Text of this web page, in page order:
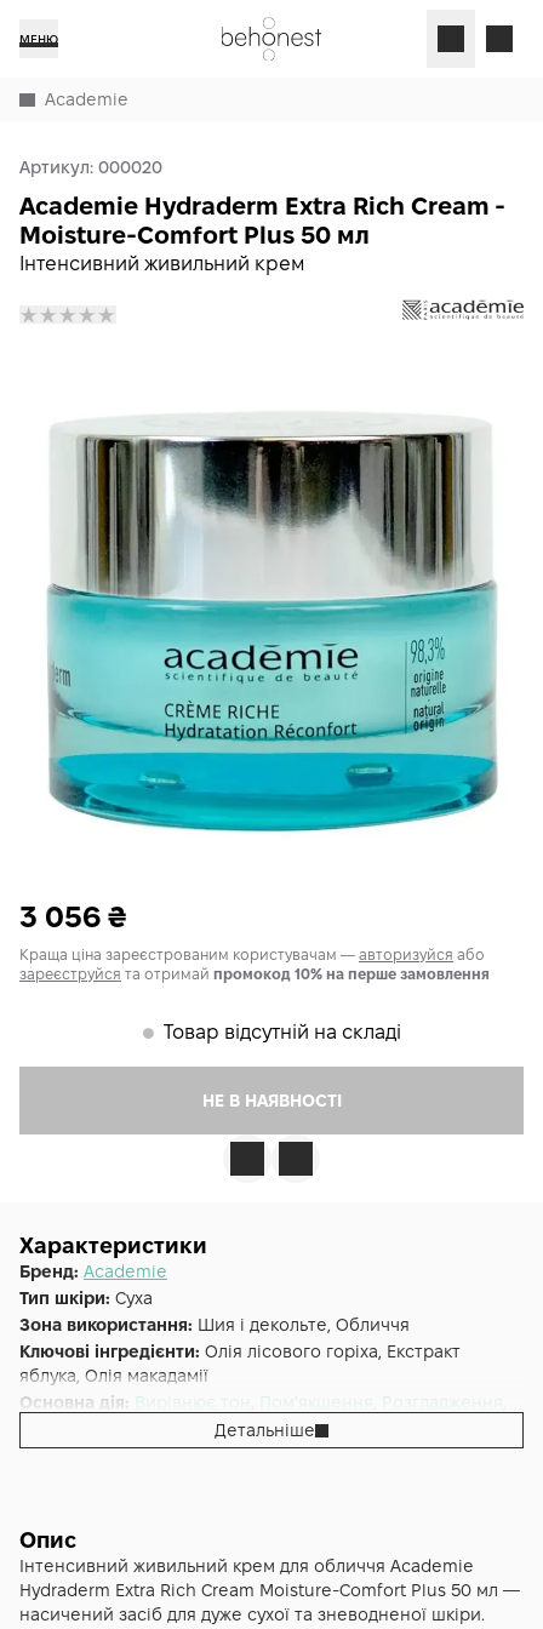
МЕНЮ
Academie
Артикул: 000020
Інтенсивний живильний крем
Academie Hydraderm Extra Rich Cream -
Moisture-Comfort Plus 50 мл
3 056 ₴
Краща ціна зареєстрованим користувачам — авторизуйся або
зареєструйся та отримай промокод 10% на перше замовлення
𒊹 Товар відсутній на складі
НЕ В НАЯВНОСТІ
Характеристики
Бренд: Academie
Тип шкіри: Суха
Зона використання: Шия і декольте, Обличчя
Ключові інгредієнти: Олія лісового горіха, Екстракт
яблука, Олія макадамії
Основна дія: Вирівнює тон Пом'якшення Розгладження
Додаткові властивості:Cruelty-free
Лінійка:
Альтернативна назва:Academie Visage Extra Rich Cream,
Інтенсивний живильний зволожуючий крем Acadèmie
Crème Riche
Детальніше
Опис
Інтенсивний живильний крем для обличчя Academie
Hydraderm Extra Rich Cream Moisture-Comfort Plus 50 мл —
насичений засіб для дуже сухої та зневодненої шкіри.